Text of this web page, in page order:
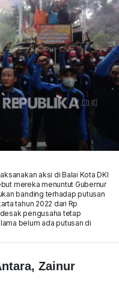
aksi di Balai Kota DKI
mereka menuntut Gubernur
banding terhadap putusan
tahun 2022 dari Rp
pengusaha tetap
belum ada putusan di
Zainur